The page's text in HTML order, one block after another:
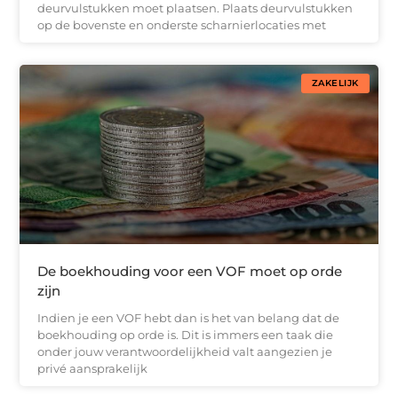
deurvulstukken moet plaatsen. Plaats deurvulstukken
op de bovenste en onderste scharnierlocaties met
ZAKELIJK
De boekhouding voor een VOF moet op orde
zijn
Indien je een VOF hebt dan is het van belang dat de
boekhouding op orde is. Dit is immers een taak die
onder jouw verantwoordelijkheid valt aangezien je
privé aansprakelijk